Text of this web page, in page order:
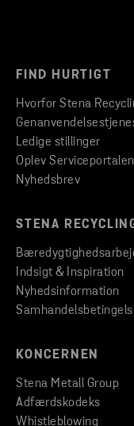
FIND HURTIGT
Hvorfor Stena
Ledige stillinger
Oplev Serviceportalen
Nyhedsbrev
STENA
Indsigt & Inspiration
Nyhedsinformation
KONCERNEN
Stena Metall Group
Adfærdskodeks
Whistleblowing